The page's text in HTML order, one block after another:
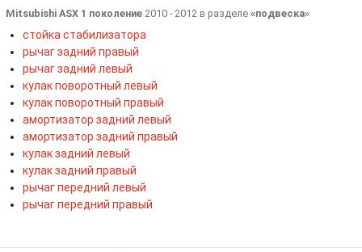
Mitsubishi ASX 1 поколение 2010 - 2012 в разделе «подвеска»
стойка стабилизатора
рычаг задний правый
рычаг задний левый
кулак поворотный левый
кулак поворотный правый
амортизатор задний левый
амортизатор задний правый
кулак задний левый
кулак задний правый
рычаг передний левый
рычаг передний правый